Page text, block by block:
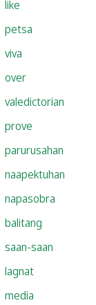
like
petsa
viva
over
valedictorian
prove
parurusahan
naapektuhan
napasobra
balitang
saan-saan
lagnat
media